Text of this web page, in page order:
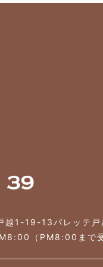
越1-19-13パレッテ戸
（PM8:00まで受